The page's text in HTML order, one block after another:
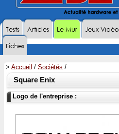
Tests Articles Le Mur Jeux Vidéo
Fiches
> Accueil / Sociétés /
Square Enix
Logo de l'entreprise :